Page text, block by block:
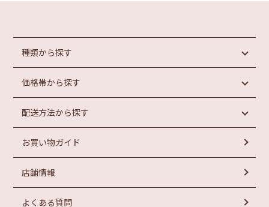
種類から探す
めんたいこ
惣菜・パン
ラーメン
価格帯から探す
1,000円未満
2,000円以上
4,000
配送方法から探す
常温商品
冷凍商品
お買い物ガイド
店舗情報
よくある質問